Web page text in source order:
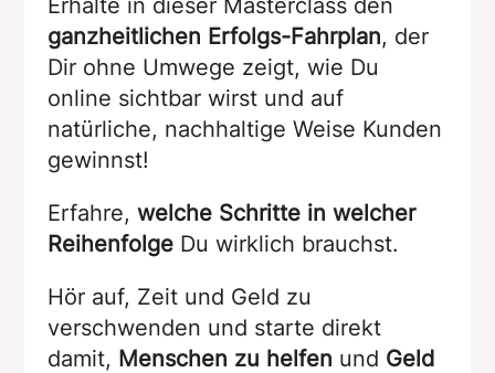
ganzheitlichen Erfolgs-Fahrplan, der
Dir ohne Umwege zeigt, wie Du
online sichtbar wirst und auf
natürliche, nachhaltige Weise Kunden
gewinnst!
Erfahre, welche Schritte in welcher
ReihenfolgeDu wirklich brauchst.
Hör auf, Zeit und Geld zu
verschwenden und starte direkt
damit, Menschen zu helfen und Geld